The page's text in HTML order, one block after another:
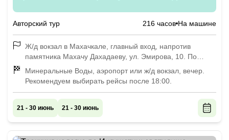
Авторский тур 216 часов На машине
Ж/д вокзал в Махачкале, главный вход, напротив
памятника Махачу Дахадаеву, ул. Эмирова, 10. По
воскресеньям — 11:00, сбор группы в аэропорту
Махачкалы — в 11:45. По средам — 14:15 сбор группы
на ж/д вокзале в Махачкале, в 13:45 сбор группы в
аэропорту Махачкалы.
Минеральные Воды, аэропорт или ж/д вокзал, вечер.
Рекомендуем выбирать рейсы после 18:00.
21 - 30 июнь 21 - 30 июнь